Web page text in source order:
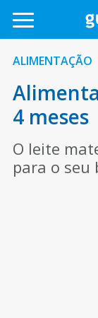
ALIMENTAÇÃO
4 meses
O leite
para o seu